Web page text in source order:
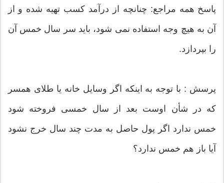
پاسخ همه مراجع: چنانچه از درآمد كسب تهيه شده و از
آن به هيچ وجه استفاده نمى شود، بايد سر سال خمس آن
را بپردازد.
پرسش : با توجه به اینکه اگر وسایل خانه یا طلای همسر
که در شأن اوست بعد از سال خمسی فروخته شود
خمس ندارد اگر پول حاصل به مدت چند سال خرج نشود
آیا باز هم خمس ندارد؟